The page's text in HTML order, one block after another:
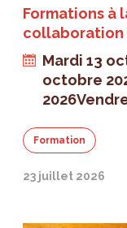
Formations à
collaboration
Mardi 13
octobre
2026
Formation
23 juillet 2026